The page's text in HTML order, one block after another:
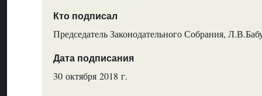
Кто подписал
Председатель Законодательного Собрания,
Дата подписания
30 октября 2018 г.